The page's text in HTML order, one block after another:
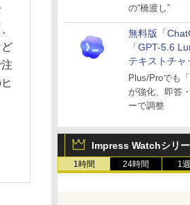
の“橋渡し”
無料版「
「GPT-5.6
テキストチャ
Plus/Proでも
が強化、即答
ーで調整
Impress Watchシリ
1時間 24時間 1